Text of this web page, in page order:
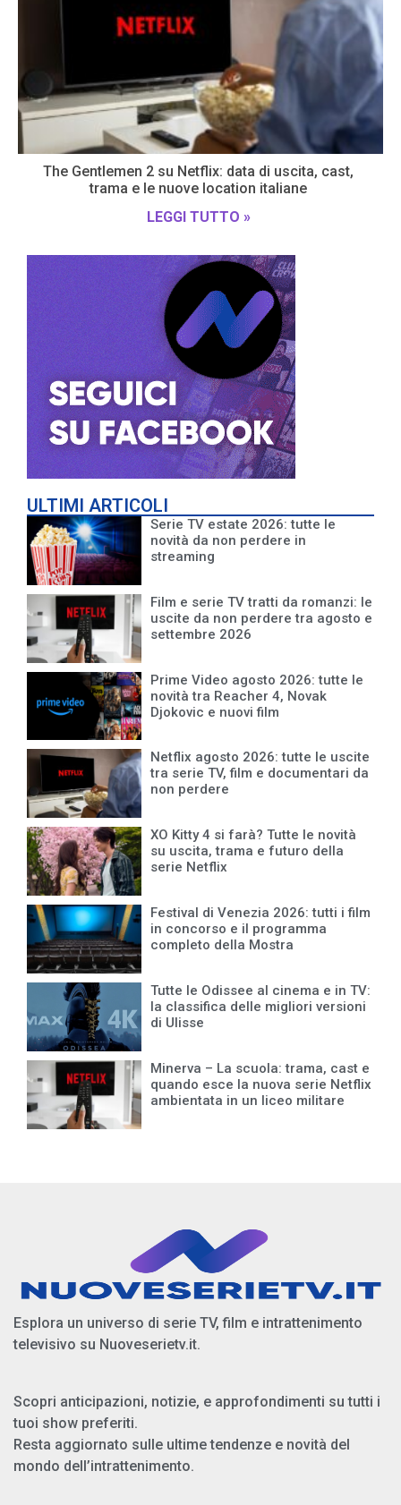
The Gentlemen 2 su Netflix: data di uscita, cast,
trama e le nuove location italiane
LEGGI TUTTO »
ULTIMI ARTICOLI
Serie TV estate 2026: tutte le
novità da non perdere in
streaming
Film e serie TV tratti da romanzi: le
uscite da non perdere tra agosto e
settembre 2026
Prime Video agosto 2026: tutte le
novità tra Reacher 4, Novak
Djokovic e nuovi film
Netflix agosto 2026: tutte le uscite
tra serie TV, film e documentari da
non perdere
XO Kitty 4 si farà? Tutte le novità
su uscita, trama e futuro della
serie Netflix
Festival di Venezia 2026: tutti i film
in concorso e il programma
completo della Mostra
Tutte le Odissee al cinema e in TV:
la classifica delle migliori versioni
di Ulisse
Minerva – La scuola: trama, cast e
quando esce la nuova serie Netflix
ambientata in un liceo militare
Esplora un universo di serie TV, film e intrattenimento
televisivo su Nuoveserietv.it.
Scopri anticipazioni, notizie, e approfondimenti su tutti i
tuoi show preferiti.
Resta aggiornato sulle ultime tendenze e novità del
mondo dell’intrattenimento.